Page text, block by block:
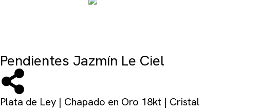
Pendientes Jazmín Le Ciel
Plata de Ley | Chapado en Oro 18kt | Cristal